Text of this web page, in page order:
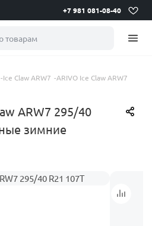
+7 981 081-08-40
товарам
-Ice Claw ARW7 -ARIVO Ice Claw ARW7
ARW7 295/40
зимние